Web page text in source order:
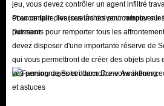
jeu, vous devez contrôler un agent infiltré
et accomplir diverses tâches pour retrouver
Dormeur.
Pour ce faire, les joueurs doivent compter sur
puissants pour remporter tous les
devez disposer d'une importante réserve de
qui vous permettront de créer des objets plus
vos personnages et d'accroître votre